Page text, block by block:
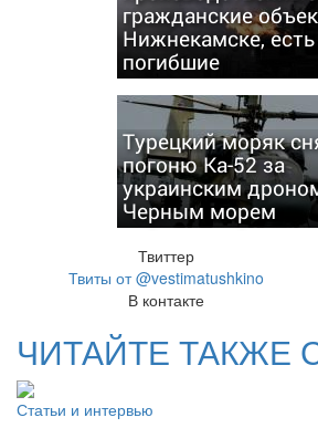
гражданские
Нижнекамске, есть
погибшие
Турецкий моряк
погоню Ка-52 за
украинским
Черным морем
Твиттер
Твиты от @vestimatushkino
В контакте
ЧИТАЙТЕ ТАКЖЕ
Статьи и интервью